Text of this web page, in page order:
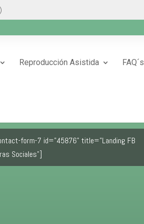
Reproducción Asistida FAQ´s
form-7 id="45876" title="Landing FB
Sociales"]